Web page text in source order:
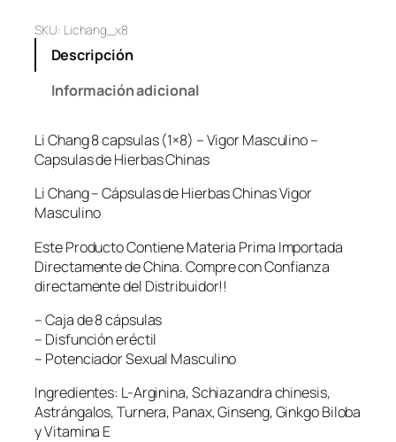
C
a
c
a
p
s
l
a
s
1
×
8
–
V
SKU: Lichang_x8
Descripción
Información adicional
Li Chang 8 capsulas (1×8) – Vigor Masculino –
Capsulas de Hierbas Chinas
Li Chang – Cápsulas de Hierbas Chinas Vigor
Masculino
Este Producto Contiene Materia Prima Importada
Directamente de China. Compre con Confianza
directamente del Distribuidor!!
– Caja de 8 cápsulas
– Disfunción eréctil
– Potenciador Sexual Masculino
Ingredientes: L-Arginina, Schiazandra chinesis,
Astrángalos, Turnera, Panax, Ginseng, Ginkgo Biloba
y Vitamina E